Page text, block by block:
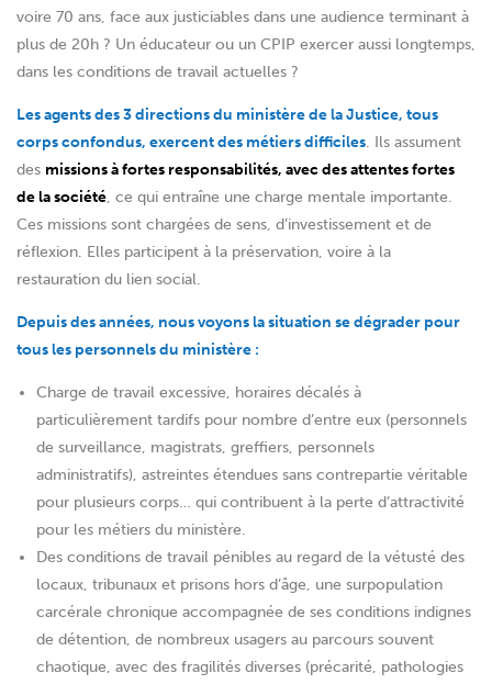
voire 70 ans, face aux justiciables dans une audience terminant à
plus de 20h ? Un éducateur ou un CPIP exercer aussi longtemps,
dans les conditions de travail actuelles ?
Les agents des 3 directions du ministère de la Justice, tous
corps confondus, exercent des métiers difficiles. Ils assument
des missions à fortes responsabilités, avec des attentes fortes
de la société, ce qui entraîne une charge mentale importante.
Ces missions sont chargées de sens, d’investissement et de
réflexion. Elles participent à la préservation, voire à la
restauration du lien social.
Depuis des années, nous voyons la situation se dégrader pour
tous les personnels du ministère :
Charge de travail excessive, horaires décalés à
particulièrement tardifs pour nombre d’entre eux (personnels
de surveillance, magistrats, greffiers, personnels
administratifs), astreintes étendues sans contrepartie véritable
pour plusieurs corps… qui contribuent à la perte d’attractivité
pour les métiers du ministère.
Des conditions de travail pénibles au regard de la vétusté des
locaux, tribunaux et prisons hors d’âge, une surpopulation
carcérale chronique accompagnée de ses conditions indignes
de détention, de nombreux usagers au parcours souvent
chaotique, avec des fragilités diverses (précarité, pathologies